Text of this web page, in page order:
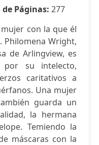
Páginas: 277
con la que él
Philomena Wright,
de Arlingview, es
por su intelecto,
caritativos a
Una mujer
guarda un
la hermana
Temiendo la
máscaras con la